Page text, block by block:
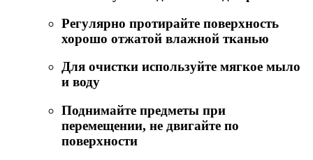
Регулярно протирайте поверхность
хорошо отжатой влажной тканью
Для очистки используйте мягкое мыло
и воду
Поднимайте предметы при
перемещении, не двигайте по
поверхности